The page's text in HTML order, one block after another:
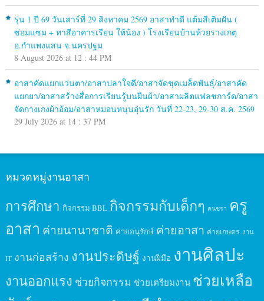
รุ่น 1 ปี 69 วันเสาร์ที่ 29 สิงหาคม 2569 อาสาทำดี แต้มสีเติมฝัน (
ซ่อมแซม + ทาสีอาคารเรียน ให้น้อง ) โรงเรียนบ้านห้วยรางเกตุ
อ.กำแพงแสน จ.นครปฐม
8 August 2026 at 12 : 44 PM
อาสาคัดแยกแว่นตา/อาสาปลาใจดี/อาสาจัดชุดเมล็ดพันธุ์/อาสาคัด
แยกยา/อาสาสร้างสื่อการเรียนรู้บนผืนผ้า/อาสาผลิตแฟลชการ์ด/อาสา
จัดกางเกงผ้าอ้อม/อาสาหมอนหนุนอุ่นรัก วันที่ 22-23, 29-30 ส.ค. 2569
29 July 2026 at 14 : 37 PM
หมวดหมู่งานอาสา
การศึกษา กิจกรรม BBL กิจกรรมกับเด็กๆ คนชรา ครู
อาสา ค่ายนานาชาติ ค่ายอนุรักษ์ ค่ายอาสา ค่ายเกษตร งาน
IT งานก่อสร้าง งานประดิษฐ์ งานฝีมือ งานศิลปะ
งานออกแรง ช่วยกิจกรรม ช่วยเตรียมงาน ช่วยเหลือ